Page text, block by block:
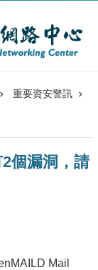
重要資安警訊
個漏洞，請
Mail